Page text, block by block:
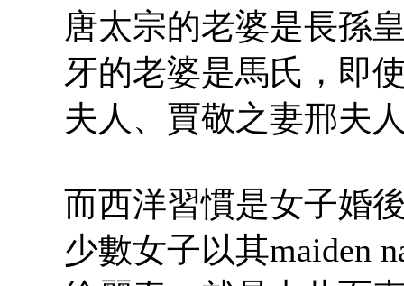
唐太宗的老婆是長孫
牙的老婆是馬氏，即
夫人、賈敬之妻邢夫
而西洋習慣是女子婚
少數女子以其maiden